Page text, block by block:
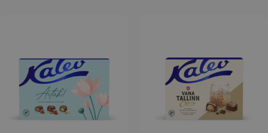
multiple
variants.
options
may
multiple
variants.
options